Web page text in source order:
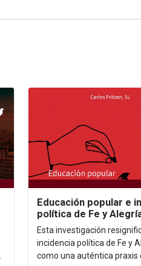
Educación popular e
política de Fe y
Esta investigación
incidencia política de Fe y
como una auténtica praxis